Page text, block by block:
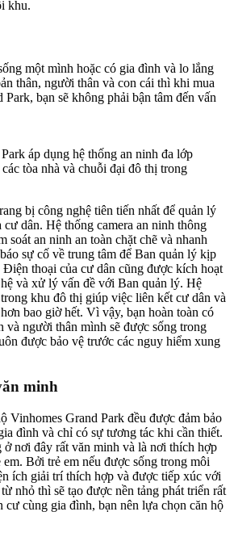
khu.
một mình hoặc có gia đình và lo lắng
thân, người thân và con cái thì khi mua
bạn sẽ không phải bận tâm đến vấn
áp dụng hệ thống an ninh đa lớp
tòa nhà và chuỗi đại đô thị trong
bị công nghệ tiên tiến nhất để quản lý
cư dân. Hệ thống camera an ninh thông
soát an ninh an toàn chặt chẽ và nhanh
sự cố về trung tâm để Ban quản lý kịp
thoại của cư dân cũng được kích hoạt
và xử lý vấn đề với Ban quản lý. Hệ
khu đô thị giúp việc liên kết cư dân và
bao giờ hết. Vì vậy, bạn hoàn toàn có
và người thân mình sẽ được sống trong
được bảo vệ trước các nguy hiểm xung
minh
Vinhomes Grand Park đều được đảm bảo
đình và chỉ có sự tương tác khi cần thiết.
nơi đây rất văn minh và là nơi thích hợp
em. Bởi trẻ em nếu được sống trong môi
ích giải trí thích hợp và được tiếp xúc với
nhỏ thì sẽ tạo được nền tảng phát triển rất
cư cùng gia đình, bạn nên lựa chọn căn hộ